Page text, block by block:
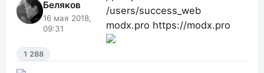
Беляков
16 мая 2018,
09:31
/users/success_web
modx.pro https://modx.pro
1 288